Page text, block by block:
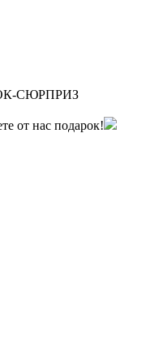
‐СЮРПРИЗ
от нас подарок!